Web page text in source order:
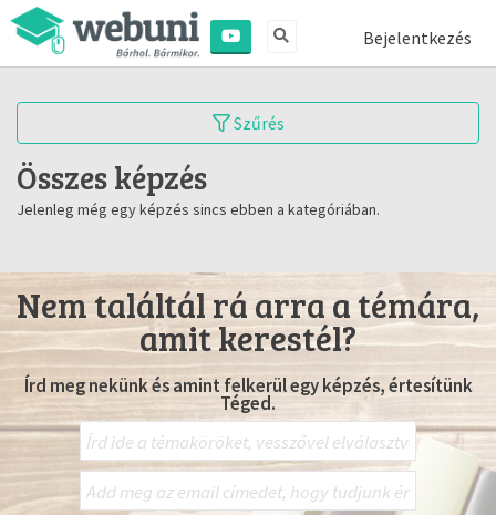
Bejelentkezés
Szűrés
Összes képzés
Jelenleg még egy képzés sincs ebben a kategóriában.
Nem találtál rá arra a témára,
amit kerestél?
Írd meg nekünk és amint felkerül egy képzés, értesítünk
Téged.